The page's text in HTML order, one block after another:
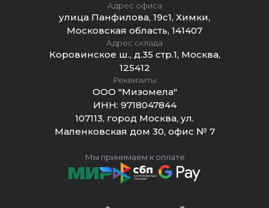
Адрес офиса
улица Панфилова, 19с1, Химки,
Московская область, 141407
Адрес склада
Коровинское ш., д.35 стр.1, Москва,
125412
Реквизиты
ООО "Мизомела"
ИНН: 9718047844
107113, город Москва, ул.
Маленковская дом 30, офис № 7
Мы принимаем к оплате